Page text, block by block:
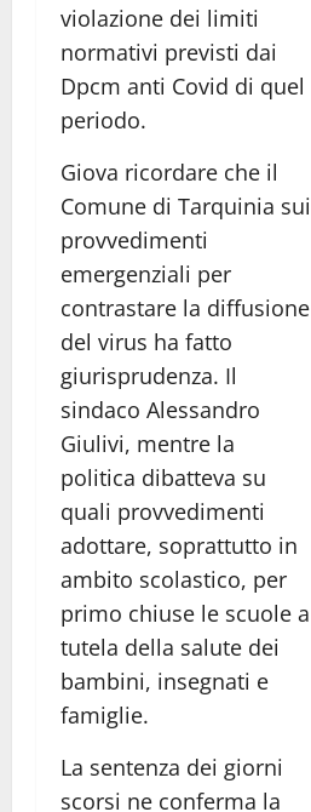
violazione dei limiti
normativi previsti dai
Dpcm anti Covid di quel
periodo.
Giova ricordare che il
Comune di Tarquinia sui
provvedimenti
emergenziali per
contrastare la diffusione
del virus ha fatto
giurisprudenza. Il
sindaco Alessandro
Giulivi, mentre la
politica dibatteva su
quali provvedimenti
adottare, soprattutto in
ambito scolastico, per
primo chiuse le scuole a
tutela della salute dei
bambini, insegnati e
famiglie.
La sentenza dei giorni
scorsi ne conferma la